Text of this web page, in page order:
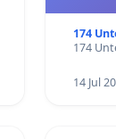
174
174
14 Jul